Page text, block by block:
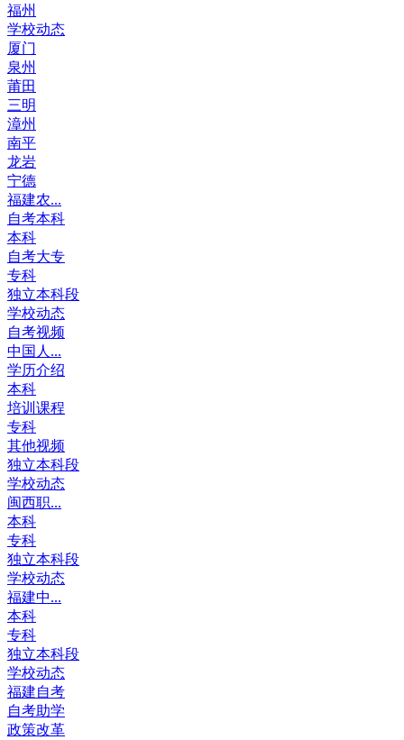
福州
学校动态
厦门
泉州
莆田
三明
漳州
南平
龙岩
宁德
福建农...
自考本科
本科
自考大专
专科
独立本科段
学校动态
自考视频
中国人...
学历介绍
本科
培训课程
专科
其他视频
独立本科段
学校动态
闽西职...
本科
专科
独立本科段
学校动态
福建中...
本科
专科
独立本科段
学校动态
福建自考
自考助学
政策改革